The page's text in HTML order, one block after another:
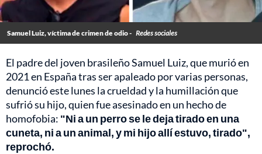
Samuel Luiz, víctima de crimen de odio - Redes sociales
El padre del joven brasileño Samuel Luiz, que murió en
2021 en España tras ser apaleado por varias personas,
denunció este lunes la crueldad y la humillación que
sufrió su hijo, quien fue asesinado en un hecho de
homofobia: "Ni a un perro se le deja tirado en una
cuneta, ni a un animal, y mi hijo allí estuvo, tirado",
reprochó.